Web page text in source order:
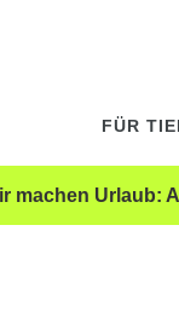
FÜR
machen Urlaub: